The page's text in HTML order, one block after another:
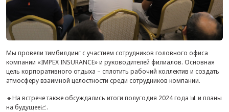
Мы провели тимбилдинг с участием сотрудников головного офиса
компании «IMPEX INSURANCE» и руководителей филиалов. Основная
цель корпоративного отдыха – сплотить рабочий коллектив и создать
атмосферу взаимной целостности среди сотрудников компании.
🔸На встрече также обсуждались итоги полугодия 2024 года 📊 и планы
на будущее📈.